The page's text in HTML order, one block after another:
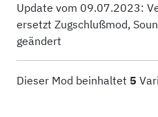
Update vom 09.07.2023:
ersetzt Zugschlußmod,
geändert
Dieser Mod beinhaltet 5